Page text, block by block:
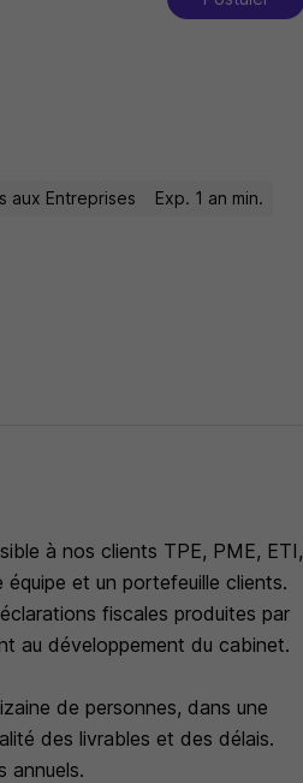
aux Entreprises Exp. 1 an min.
à nos clients TPE, PME, ETI,
et un portefeuille clients.
fiscales produites par
au développement du cabinet.
de personnes, dans une
des livrables et des délais.
annuels.